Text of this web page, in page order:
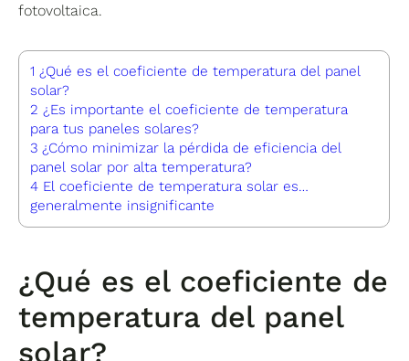
fotovoltaica.
1 ¿Qué es el coeficiente de temperatura del panel
solar?
2 ¿Es importante el coeficiente de temperatura
para tus paneles solares?
3 ¿Cómo minimizar la pérdida de eficiencia del
panel solar por alta temperatura?
4 El coeficiente de temperatura solar es…
generalmente insignificante
¿Qué es el coeficiente de
temperatura del panel
solar?